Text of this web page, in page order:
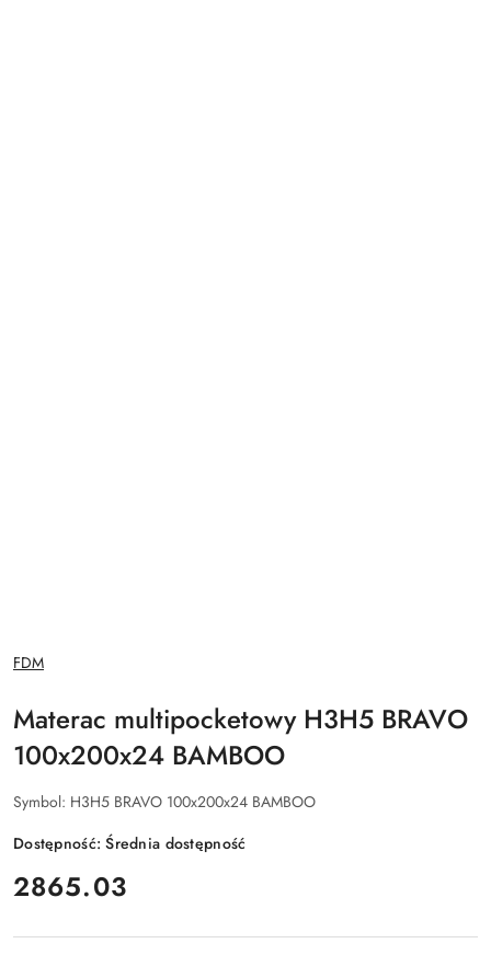
NAZWA
PRODUCENTA:
FDM
Materac multipocketowy H3H5 BRAVO
100x200x24 BAMBOO
Symbol: H3H5 BRAVO 100x200x24 BAMBOO
Dostępność:Średnia dostępność
cena:
2865.03